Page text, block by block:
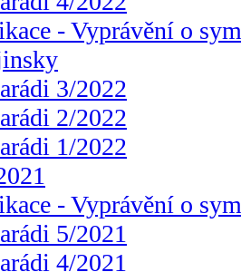
- Vyprávění o
3/2022
2/2022
1/2022
- Vyprávění o
5/2021
4/2021